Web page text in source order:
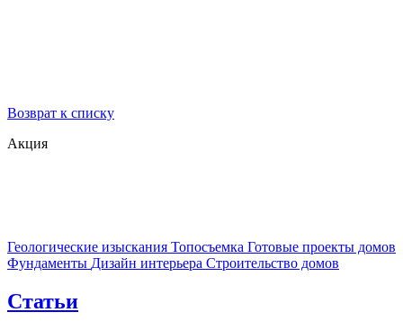
Возврат к списку
Акция
Геологические изыскания Топосъемка Готовые проекты домов
Фундаменты Дизайн интерьера Строительство домов
Статьи